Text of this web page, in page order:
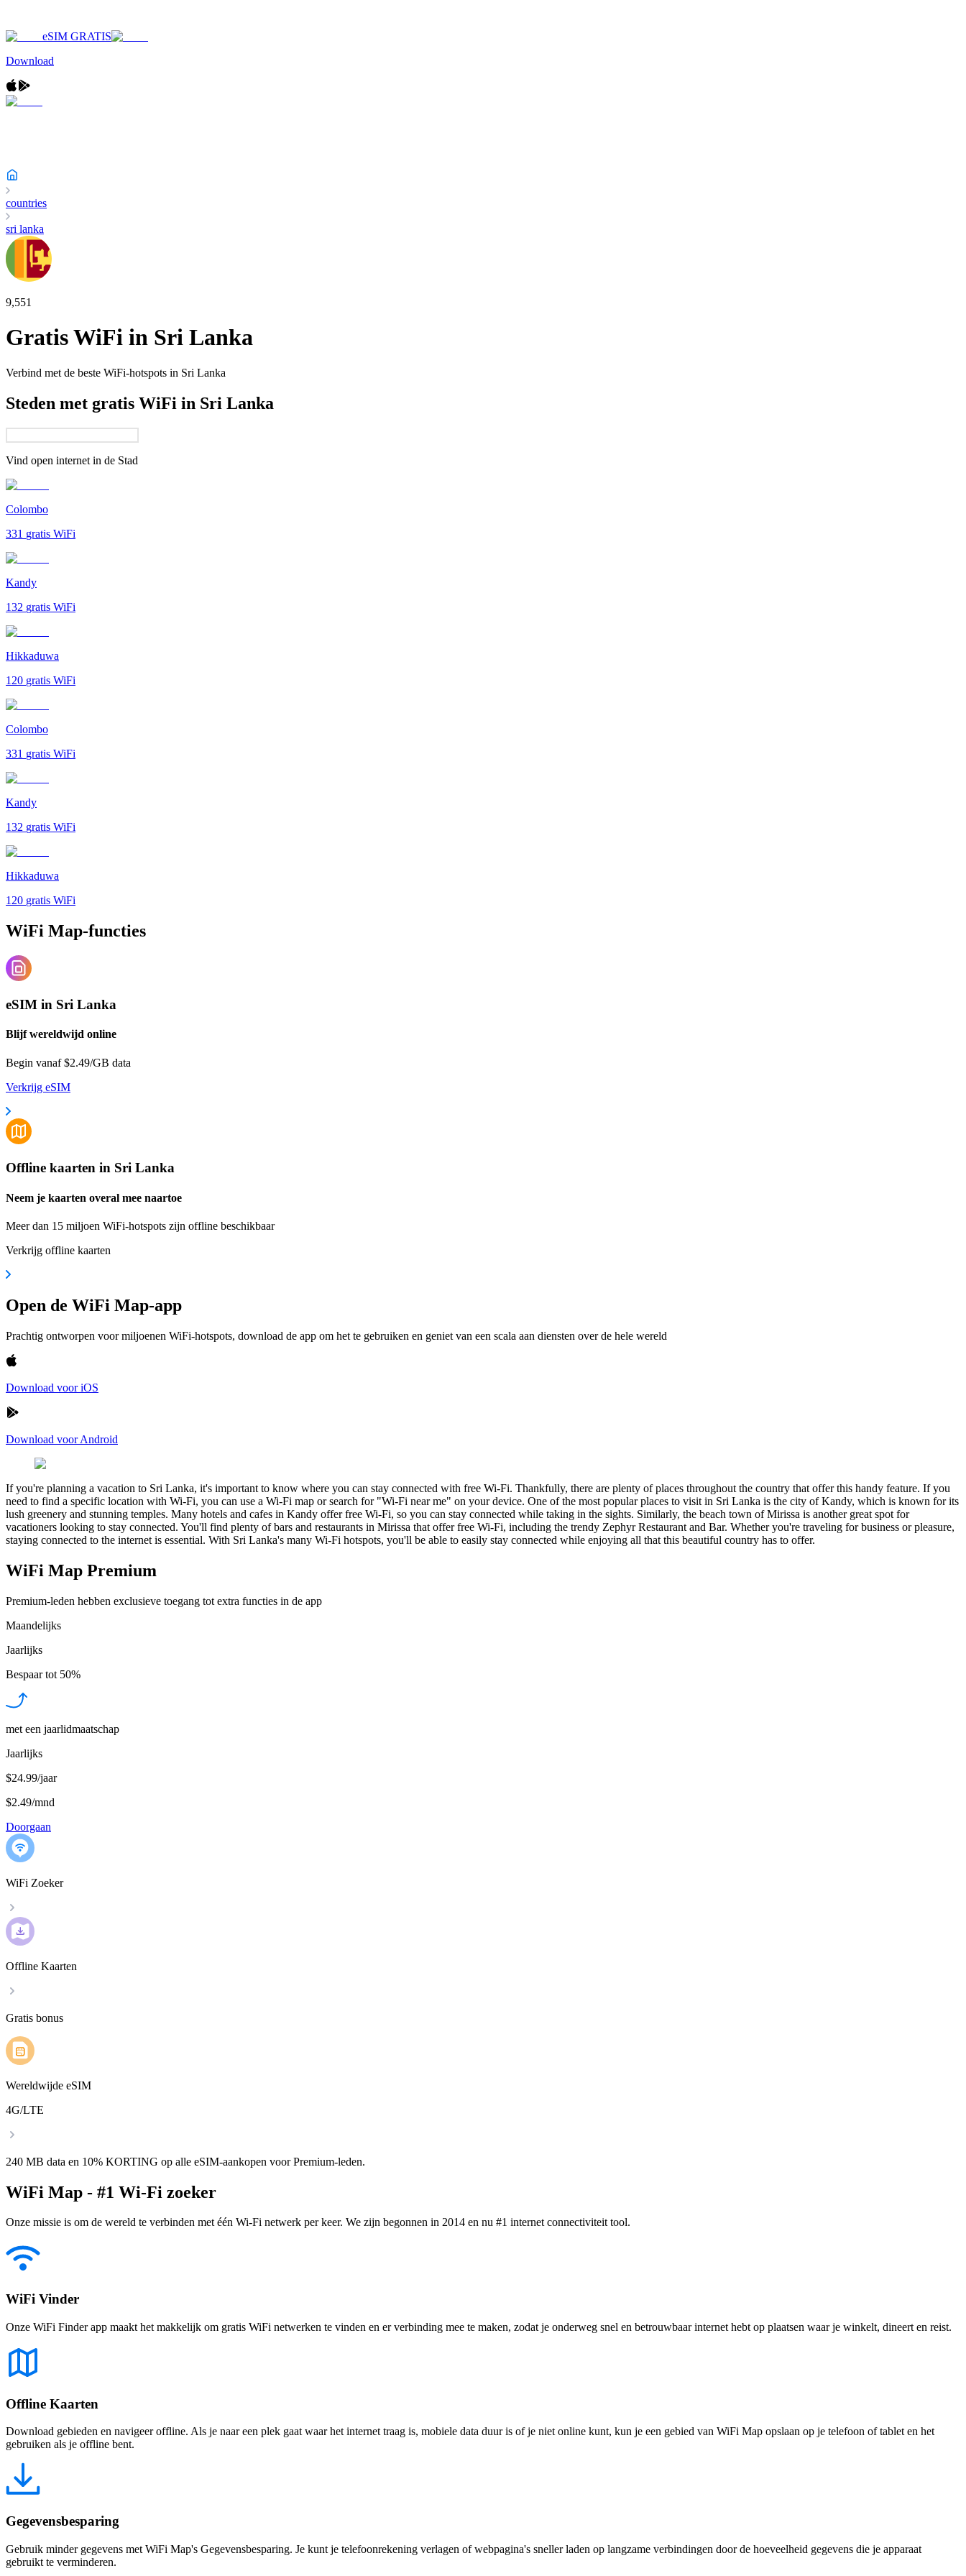
eSIM GRATIS
Download
countries
sri lanka
9,551
Gratis WiFi in Sri Lanka
Verbind met de beste WiFi-hotspots in Sri Lanka
Steden met gratis WiFi in Sri Lanka
Vind open internet in de Stad
Colombo
331 gratis WiFi
Kandy
132 gratis WiFi
Hikkaduwa
120 gratis WiFi
Colombo
331 gratis WiFi
Kandy
132 gratis WiFi
Hikkaduwa
120 gratis WiFi
WiFi Map-functies
eSIM in Sri Lanka
Blijf wereldwijd online
Begin vanaf $2.49/GB data
Verkrijg eSIM
Offline kaarten in Sri Lanka
Neem je kaarten overal mee naartoe
Meer dan 15 miljoen WiFi-hotspots zijn offline beschikbaar
Verkrijg offline kaarten
Open de WiFi Map-app
Prachtig ontworpen voor miljoenen WiFi-hotspots, download de app om het te gebruiken en geniet van een scala aan diensten over de hele wereld
Download voor iOS
Download voor Android
If you're planning a vacation to Sri Lanka, it's important to know where you can stay connected with free Wi-Fi. Thankfully, there are plenty of places throughout the country that offer this handy feature. If you
need to find a specific location with Wi-Fi, you can use a Wi-Fi map or search for "Wi-Fi near me" on your device. One of the most popular places to visit in Sri Lanka is the city of Kandy, which is known for its
lush greenery and stunning temples. Many hotels and cafes in Kandy offer free Wi-Fi, so you can stay connected while taking in the sights. Similarly, the beach town of Mirissa is another great spot for
vacationers looking to stay connected. You'll find plenty of bars and restaurants in Mirissa that offer free Wi-Fi, including the trendy Zephyr Restaurant and Bar. Whether you're traveling for business or pleasure,
staying connected to the internet is essential. With Sri Lanka's many Wi-Fi hotspots, you'll be able to easily stay connected while enjoying all that this beautiful country has to offer.
WiFi Map Premium
Premium-leden hebben exclusieve toegang tot extra functies in de app
Maandelijks
Jaarlijks
Bespaar tot 50%
met een jaarlidmaatschap
Jaarlijks
$24.99/jaar
$2.49/mnd
Doorgaan
WiFi Zoeker
Offline Kaarten
Gratis bonus
Wereldwijde eSIM
4G/LTE
240 MB data en 10% KORTING op alle eSIM-aankopen voor Premium-leden.
WiFi Map - #1 Wi-Fi zoeker
Onze missie is om de wereld te verbinden met één Wi-Fi netwerk per keer. We zijn begonnen in 2014 en nu #1 internet connectiviteit tool.
WiFi Vinder
Onze WiFi Finder app maakt het makkelijk om gratis WiFi netwerken te vinden en er verbinding mee te maken, zodat je onderweg snel en betrouwbaar internet hebt op plaatsen waar je winkelt, dineert en reist.
Offline Kaarten
Download gebieden en navigeer offline. Als je naar een plek gaat waar het internet traag is, mobiele data duur is of je niet online kunt, kun je een gebied van WiFi Map opslaan op je telefoon of tablet en het
gebruiken als je offline bent.
Gegevensbesparing
Gebruik minder gegevens met WiFi Map's Gegevensbesparing. Je kunt je telefoonrekening verlagen of webpagina's sneller laden op langzame verbindingen door de hoeveelheid gegevens die je apparaat
gebruikt te verminderen.